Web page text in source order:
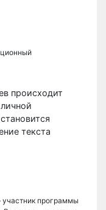
происходит
текста
участник программы